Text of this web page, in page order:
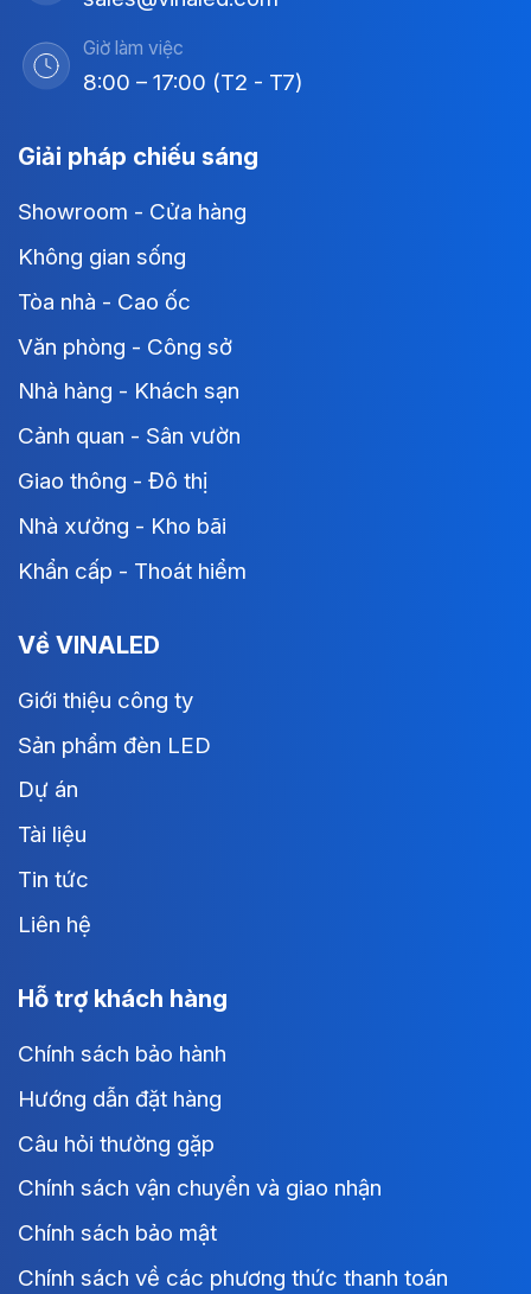
Giờ làm việc
8:00 – 17:00 (T2 - T7)
Giải pháp chiếu sáng
Showroom - Cửa hàng
Không gian sống
Tòa nhà - Cao ốc
Văn phòng - Công sở
Nhà hàng - Khách sạn
Cảnh quan - Sân vườn
Giao thông - Đô thị
Nhà xưởng - Kho bãi
Khẩn cấp - Thoát hiểm
Về VINALED
Giới thiệu công ty
Sản phẩm đèn LED
Dự án
Tài liệu
Tin tức
Liên hệ
Hỗ trợ khách hàng
Chính sách bảo hành
Hướng dẫn đặt hàng
Câu hỏi thường gặp
Chính sách vận chuyển và giao nhận
Chính sách bảo mật
Chính sách về các phương thức thanh toán